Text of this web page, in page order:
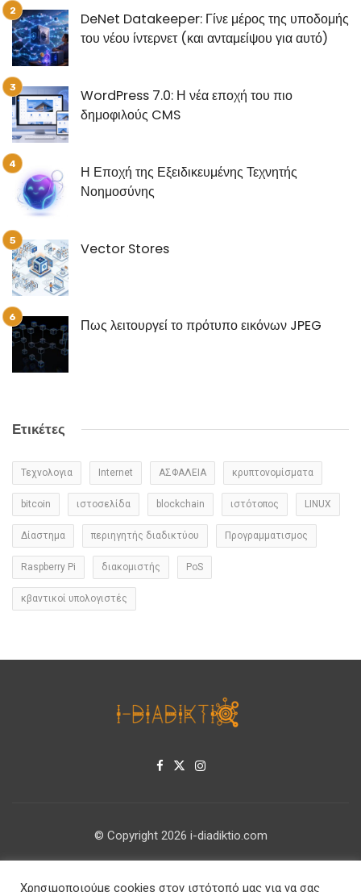
DeNet Datakeeper: Γίνε μέρος της υποδομής
του νέου ίντερνετ (και ανταμείψου για αυτό)
WordPress 7.0: Η νέα εποχή του πιο
δημοφιλούς CMS
Η Εποχή της Εξειδικευμένης Τεχνητής
Νοημοσύνης
Vector Stores
Πως λειτουργεί το πρότυπο εικόνων JPEG
Ετικέτες
Τεχνολογια Internet ΑΣΦΑΛΕΙΑ κρυπτονομίσματα
bitcoin ιστοσελίδα blockchain ιστότοπος LINUX
Δίαστημα περιηγητής διαδικτύου Προγραμματισμος
Raspberry Pi διακομιστής PoS
κβαντικοί υπολογιστές
© Copyright 2026 i-diadiktio.com
Χρησιμοποιούμε cookies στον ιστότοπό μας για να σας